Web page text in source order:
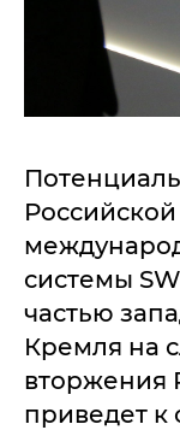
системы
частью
Кремля на
вторжения
приведет к